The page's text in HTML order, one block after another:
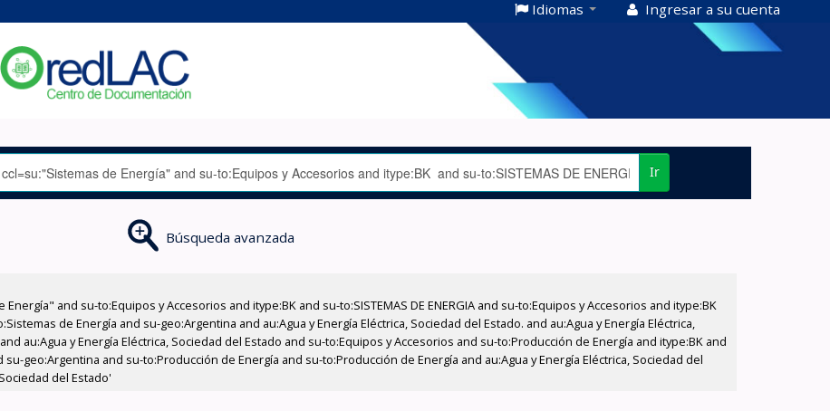
Idiomas Ingresar a su cuenta
Ir
Búsqueda avanzada
and su-to:Equipos y Accesorios and itype:BK and su-to:SISTEMAS DE ENERGIA and su-to:Equipos y Accesorios and itype:BK
de Energía and su-geo:Argentina and au:Agua y Energía Eléctrica, Sociedad del Estado. and au:Agua y Energía Eléctrica,
au:Agua y Energía Eléctrica, Sociedad del Estado and su-to:Equipos y Accesorios and su-to:Producción de Energía and itype:BK and
geo:Argentina and su-to:Producción de Energía and su-to:Producción de Energía and au:Agua y Energía Eléctrica, Sociedad del
del Estado'